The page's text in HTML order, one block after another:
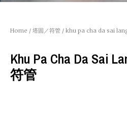
Home / 塔固／符管 / khu pa cha da sai
Khu Pa Cha Da Sai
符管